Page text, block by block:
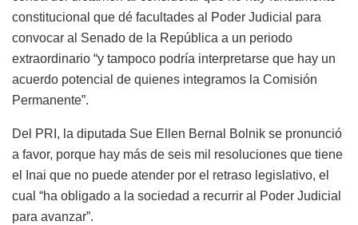
constitucional que dé facultades al Poder Judicial para
convocar al Senado de la República a un periodo
extraordinario “y tampoco podría interpretarse que hay un
acuerdo potencial de quienes integramos la Comisión
Permanente”.
Del PRI, la diputada Sue Ellen Bernal Bolnik se pronunció
a favor, porque hay más de seis mil resoluciones que tiene
el Inai que no puede atender por el retraso legislativo, el
cual “ha obligado a la sociedad a recurrir al Poder Judicial
para avanzar”.